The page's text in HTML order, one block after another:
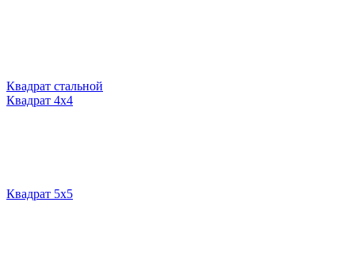
Квадрат стальной
Квадрат 4х4
Квадрат 5х5